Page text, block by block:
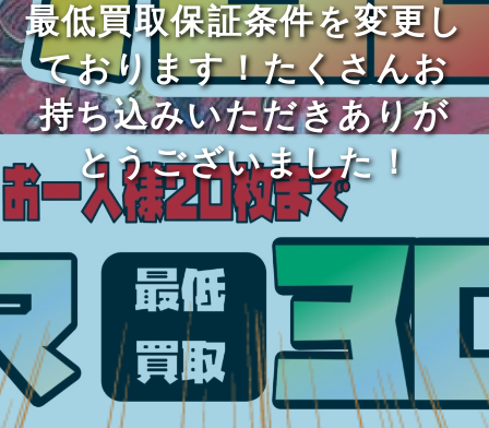
最低買取保証条件を変更し
ております！たくさんお
持ち込みいただきありが
とうございました！